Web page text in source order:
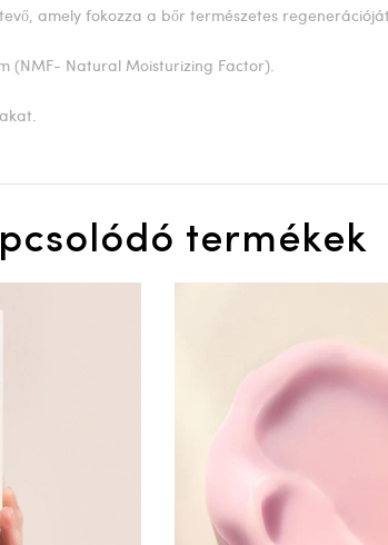
amely fokozza a bőr természetes
(NMF- Natural Moisturizing Factor).
termékek